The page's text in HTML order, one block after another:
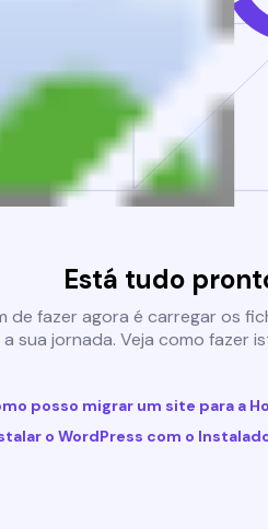
Está tudo
de fazer agora é carregar os
a sua jornada. Veja como fazer
posso migrar um site para a
o WordPress com o